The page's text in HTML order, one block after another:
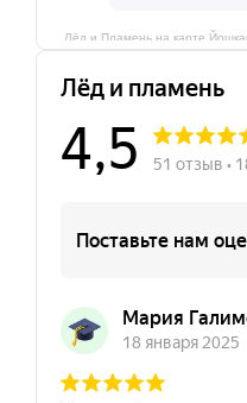
Лёд и Пламень на карте